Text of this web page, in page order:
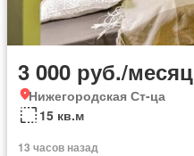
3 000 руб./месяц
Нижегородская Ст-ца
15 кв.м
13 часов назад